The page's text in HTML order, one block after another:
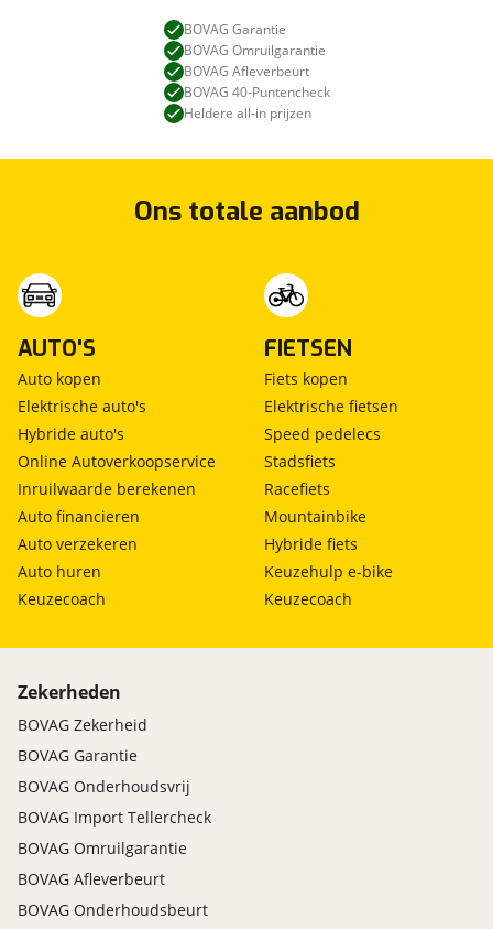
BOVAG Garantie
BOVAG Omruilgarantie
BOVAG Afleverbeurt
BOVAG 40-Puntencheck
Heldere all-in prijzen
Ons totale aanbod
AUTO'S
Auto kopen
Elektrische auto's
Hybride auto's
Online Autoverkoopservice
Inruilwaarde berekenen
Auto financieren
Auto verzekeren
Auto huren
Keuzecoach
FIETSEN
Fiets kopen
Elektrische fietsen
Speed pedelecs
Stadsfiets
Racefiets
Mountainbike
Hybride fiets
Keuzehulp e-bike
Keuzecoach
Zekerheden
BOVAG Zekerheid
BOVAG Garantie
BOVAG Onderhoudsvrij
BOVAG Import Tellercheck
BOVAG Omruilgarantie
BOVAG Afleverbeurt
BOVAG Onderhoudsbeurt